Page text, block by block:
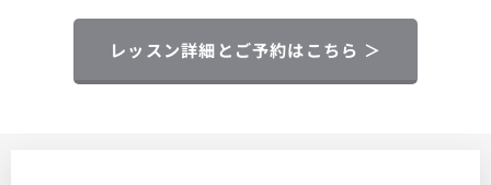
レッスン詳細とご予約はこちら ＞